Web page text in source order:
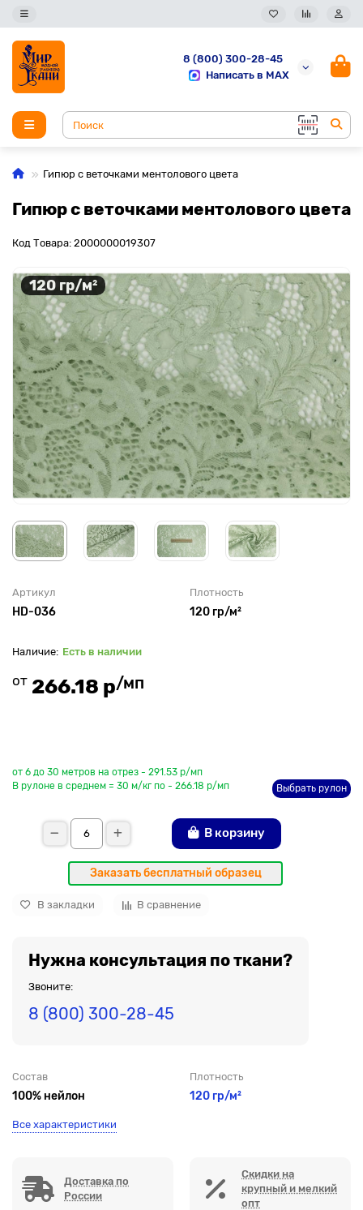
8 (800) 300-28-45
Написать в MAX
Гипюр с веточками ментолового цвета
Гипюр с веточками ментолового цвета
Код Товара: 2000000019307
120 гр/м²
Артикул
HD-036
Плотность
120 гр/м²
Есть в наличии
от 266.18 р/мп
от 6 до 30 метров на отрез - 291.53 р/мп
В рулоне в среднем = 30 м/кг по - 266.18 р/мп
Выбрать рулон
В корзину
Заказать бесплатный образец
В закладки В сравнение
Нужна консультация по ткани?
Звоните:
8 (800) 300-28-45
Состав
100% нейлон
Плотность
120 гр/м²
Все характеристики
Доставка по
России
Скидки на
крупный и мелкий
опт